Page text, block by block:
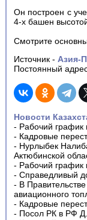
Он построен с
4-х башен
Смотрите
Источник - Азия-
Постоянный
Новости
- Рабочий график
- Кадровые
- Нурлыбек
Актюбинской
- Рабочий график
- Справедливый
- В
авиационного
- Кадровые
- Посол РК в РФ